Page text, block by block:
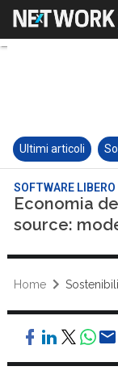
Ultimi articoli
SOFTWARE LIBERO
Economia
source:
Home